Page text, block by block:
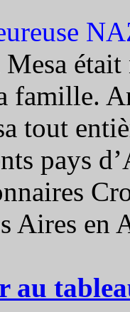
famille.
tout
pays
Aires en
au